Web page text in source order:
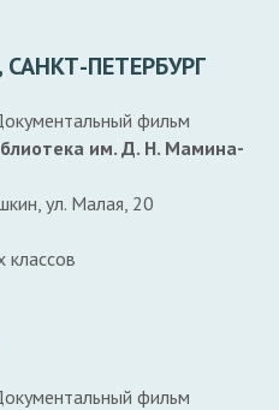
ПЕТЕРБУРГ
фильм
им. Д. Н. Мамина-
ул. Малая, 20
классов
фильм